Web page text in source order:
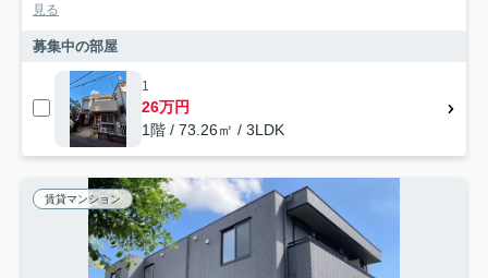
見る
募集中の部屋
1
26万円
1階 / 73.26㎡ / 3LDK
賃貸マンション